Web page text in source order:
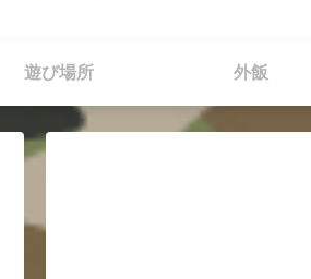
遊び場所 外飯